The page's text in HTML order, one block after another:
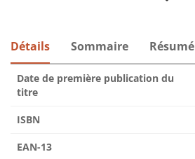
Détails Sommaire Résumé
Date de première publication du
titre
ISBN
EAN-13